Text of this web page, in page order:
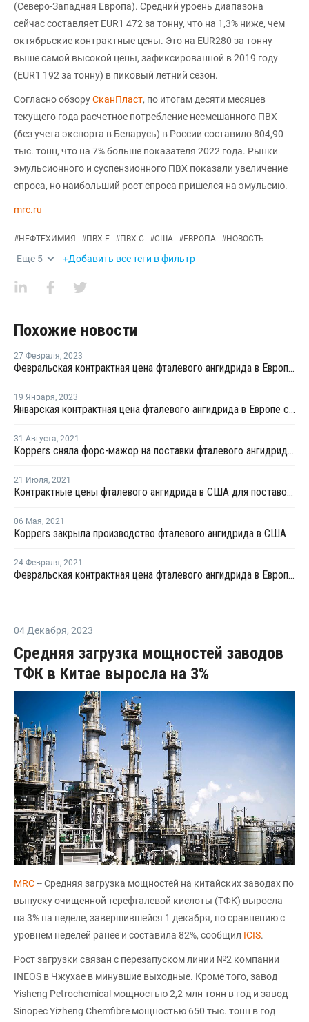
(Северо-Западная Европа). Средний уроень диапазона
сейчас составляет EUR1 472 за тонну, что на 1,3% ниже, чем
октябрьские контрактные цены. Это на EUR280 за тонну
выше самой высокой цены, зафиксированной в 2019 году
(EUR1 192 за тонну) в пиковый летний сезон.
Согласно обзоруСканПласт, по итогам десяти месяцев
текущего года расчетное потребление несмешанного ПВХ
(без учета экспорта в Беларусь) в России составило 804,90
тыс. тонн, что на 7% больше показателя 2022 года. Рынки
эмульсионного и суспензионного ПВХ показали увеличение
спроса, но наибольший рост спроса пришелся на эмульсию.
mrc.ru
#НЕФТЕХИМИЯ #ПВХ-Е #ПВХ-С #США #ЕВРОПА #НОВОСТЬ
Еще 5 +Добавить все теги в фильтр
Похожие новости
27 Февраля, 2023
Февральская контрактная цена фталевого ангидрида в Европе осталась на уровне января
19 Января, 2023
Январская контрактная цена фталевого ангидрида в Европе снизилась на EUR180 за тонну
31 Августа, 2021
Koppers сняла форс-мажор на поставки фталевого ангидрида в Иллинойсе
21 Июля, 2021
Контрактные цены фталевого ангидрида в США для поставок в августе выросли на USD44 за тонну
06 Мая, 2021
Koppers закрыла производство фталевого ангидрида в США
24 Февраля, 2021
Февральская контрактная цена фталевого ангидрида в Европе выросла на EUR65 за тонну
04 Декабря, 2023
Средняя загрузка мощностей заводов
ТФК в Китае выросла на 3%
MRC-- Средняя загрузка мощностей на китайских заводах по
выпуску очищенной терефталевой кислоты (ТФК) выросла
на 3% на неделе, завершившейся 1 декабря, по сравнению с
уровнем неделей ранее и составила 82%, сообщил ICIS.
Рост загрузки связан с перезапуском линии №2 компании
INEOS в Чжухае в минувшие выходные. Кроме того, завод
Yisheng Petrochemical мощностью 2,2 млн тонн в год и завод
Sinopec Yizheng Chemfibre мощностью 650 тыс. тонн в год